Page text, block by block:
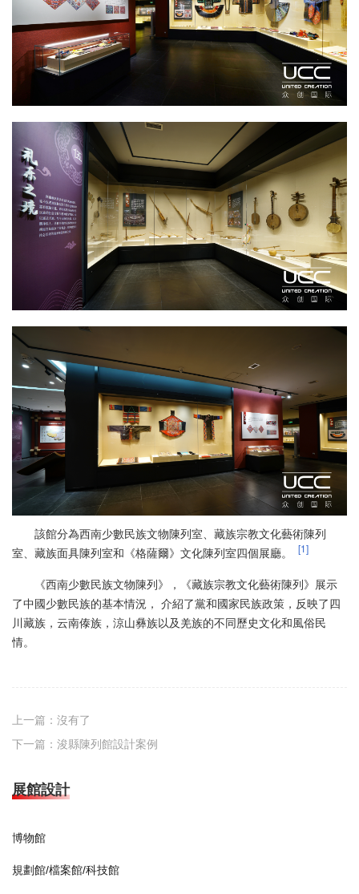
該館分為西南少數民族文物陳列室、藏族宗教文化藝術陳列
室、藏族面具陳列室和《格薩爾》文化陳列室四個展廳。
[1]
《西南少數民族文物陳列》，《藏族宗教文化藝術陳列》展示
了中國少數民族的基本情況， 介紹了黨和國家民族政策，反映了四
川藏族，云南傣族，涼山彝族以及羌族的不同歷史文化和風俗民
情。
上一篇： 沒有了
下一篇： 浚縣陳列館設計案例
展館設計
博物館
規劃館/檔案館/科技館